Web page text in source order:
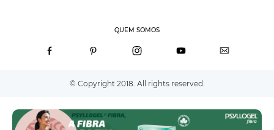
QUEM SOMOS
© Copyright 2018. All rights reserved.